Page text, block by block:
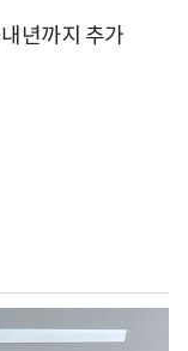
년까지 추가